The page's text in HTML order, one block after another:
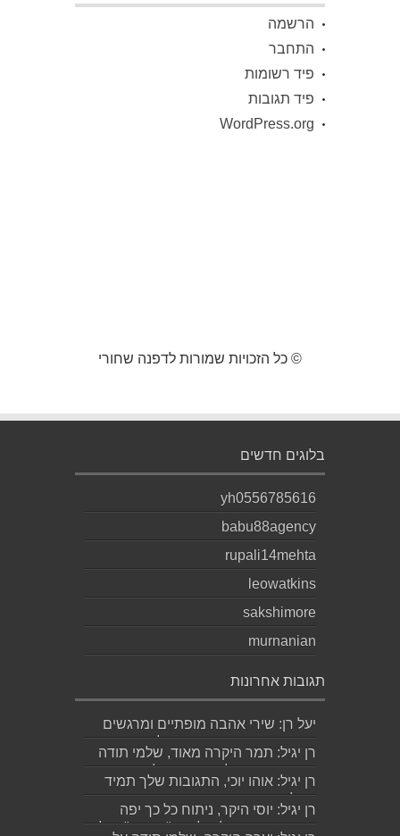
הרשמה
התחבר
פיד רשומות
פיד תגובות
WordPress.org
© כל הזכויות שמורות לדפנה שחורי
בלוגים חדשים
yh0556785616
babu88agency
rupali14mehta
leowatkins
sakshimore
murnanian
תגובות אחרונות
יעל רן: שירי אהבה מופתיים ומרגשים
עד מאוד כפי שרק גד יודע לכתוב
תודה...
רן יגיל: תמר היקרה מאוד, שלמי תודה
ואמסור כמובן לגד. שבת שלום...
רן יגיל: אוהו יוכי, התגובות שלך תמיד
מאלפות בינה והן יצירה בפני עצמה....
רן יגיל: יוסי היקר, ניתוח כל כך יפה
ומדויק, ממש קולע, לשיר "השקה". של...